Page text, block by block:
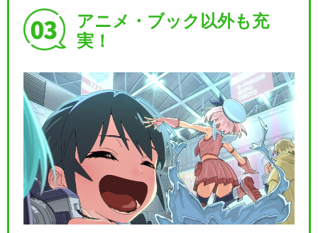
アニメ・ブック以外も充
実！